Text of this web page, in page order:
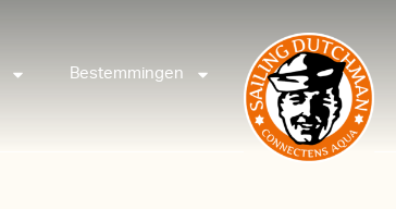
Bestemmingen